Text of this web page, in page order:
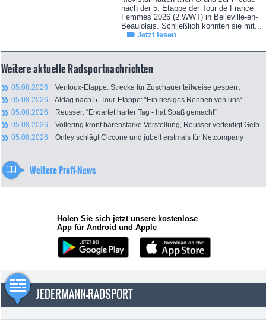
nach der 5. Etappe der Tour de France
Femmes 2026 (2.WWT) in Belleville-en-
Beaujolais. Schließlich konnten sie mit...
Jetzt lesen
Weitere aktuelle Radsportnachrichten
05.08.2026 Ventoux-Etappe: Strecke für Zuschauer teilweise gesperrt
05.08.2026 Aldag nach 5. Tour-Etappe: “Ein riesiges Rennen von uns“
05.08.2026 Reusser: “Erwartet harter Tag - hat Spaß gemacht“
05.08.2026 Vollering krönt bärenstarke Vorstellung, Reusser verteidigt Gelb
05.08.2026 Onley schlägt Ciccone und jubelt erstmals für Netcompany
Weitere Profi-News
Holen Sie sich jetzt unsere kostenlose
App für Android und Apple
JEDERMANN-RADSPORT